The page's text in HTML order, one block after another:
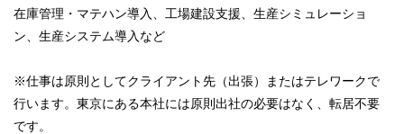
在庫管理・マテハン導入、工場建設支援、生産シミュレーショ
ン、生産システム導入など
※仕事は原則としてクライアント先（出張）またはテレワークで
行います。東京にある本社には原則出社の必要はなく、転居不要
です。